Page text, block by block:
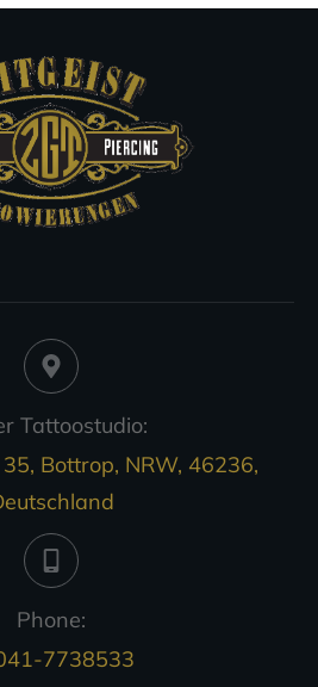
Tattoostudio:
Bottrop, NRW, 46236,
Phone:
7738533